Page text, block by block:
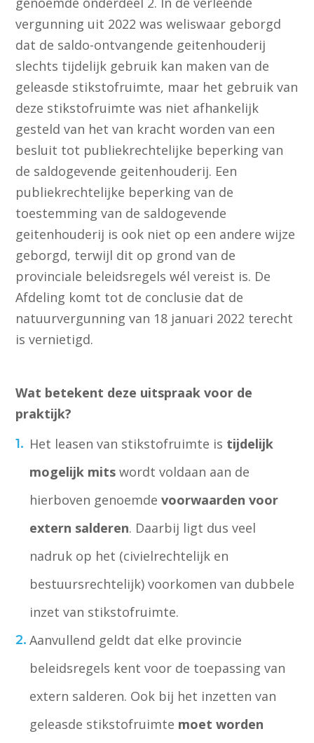
vergunning uit 2022 was weliswaar geborgd
dat de saldo-ontvangende geitenhouderij
slechts tijdelijk gebruik kan maken van de
geleasde stikstofruimte, maar het gebruik van
deze stikstofruimte was niet afhankelijk
gesteld van het van kracht worden van een
besluit tot publiekrechtelijke beperking van
de saldogevende geitenhouderij. Een
publiekrechtelijke beperking van de
toestemming van de saldogevende
geitenhouderij is ook niet op een andere wijze
geborgd, terwijl dit op grond van de
provinciale beleidsregels wél vereist is. De
Afdeling komt tot de conclusie dat de
natuurvergunning van 18 januari 2022 terecht
is vernietigd.
Wat betekent deze uitspraak voor de
praktijk?
Het leasen van stikstofruimte is tijdelijk
mogelijk mitswordt voldaan aan de
hierboven genoemdevoorwaarden voor
extern salderen. Daarbij ligt dus veel
nadruk op het (civielrechtelijk en
bestuursrechtelijk) voorkomen van dubbele
inzet van stikstofruimte.
Aanvullend geldt dat elke provincie
beleidsregels kent voor de toepassing van
extern salderen. Ook bij het inzetten van
geleasde stikstofruimte moet worden